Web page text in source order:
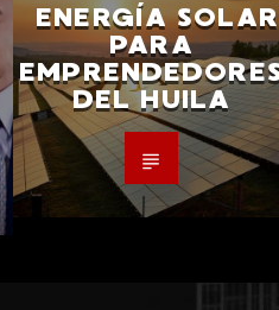
ENERGÍA SOLAR
PARA
DEL HUILA